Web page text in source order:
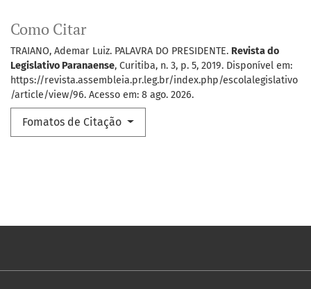
Como Citar
TRAIANO, Ademar Luiz. PALAVRA DO PRESIDENTE. Revista do
Legislativo Paranaense, Curitiba, n. 3, p. 5, 2019. Disponível em:
https://revista.assembleia.pr.leg.br/index.php/escolalegislativo
/article/view/96. Acesso em: 8 ago. 2026.
Fomatos de Citação